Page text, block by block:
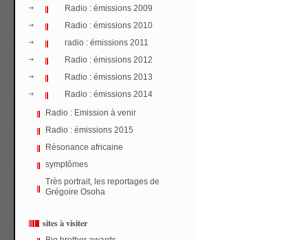
Radio : émissions 2009
Radio : émissions 2010
radio : émissions 2011
Radio : émissions 2012
Radio : émissions 2013
Radio : émissions 2014
Radio : Emission à venir
Radio : émissions 2015
Résonance africaine
symptômes
Très portrait, les reportages de
Grégoire Osoha
sites à visiter